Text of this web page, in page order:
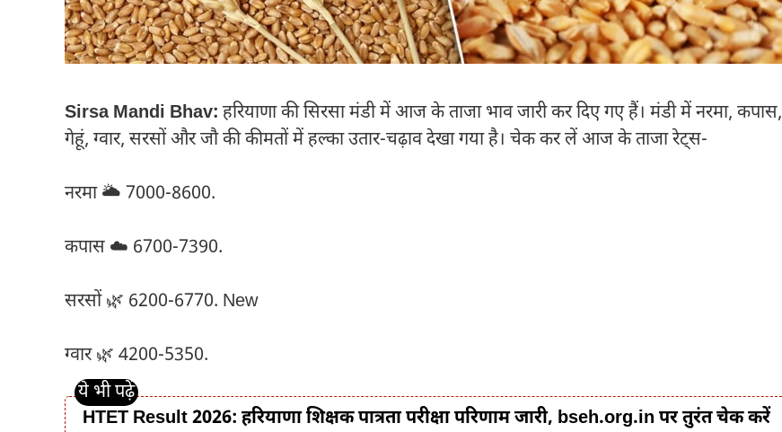
Sirsa Mandi Bhav: हरियाणा की सिरसा मंडी में आज के ताजा भाव जारी कर दिए गए हैं। मंडी में नरमा, कपास,
गेहूं, ग्वार, सरसों और जौ की कीमतों में हल्का उतार-चढ़ाव देखा गया है। चेक कर लें आज के ताजा रेट्स-
नरमा 🌥️ 7000-8600.
कपास ☁️ 6700-7390.
सरसों 🌿 6200-6770. New
ग्वार 🌿 4200-5350.
HTET Result 2026: हरियाणा शिक्षक पात्रता परीक्षा परिणाम जारी, bseh.org.in पर तुरंत चेक करें